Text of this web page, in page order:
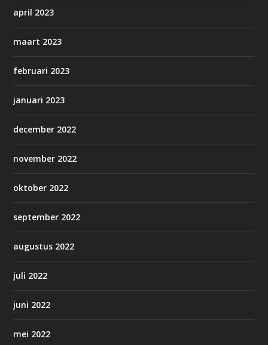
april 2023
maart 2023
februari 2023
januari 2023
december 2022
november 2022
oktober 2022
september 2022
augustus 2022
juli 2022
juni 2022
mei 2022